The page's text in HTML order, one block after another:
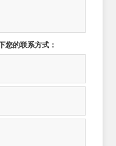
您的联系方式：